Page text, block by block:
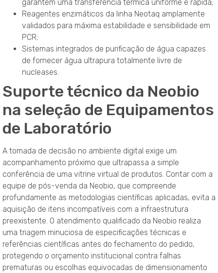
garantem uma transferência térmica uniforme e rápida;
Reagentes enzimáticos da linha Neotaq amplamente
validados para máxima estabilidade e sensibilidade em
PCR;
Sistemas integrados de purificação de água capazes
de fornecer água ultrapura totalmente livre de
nucleases.
Suporte técnico da Neobio
na seleção de Equipamentos
de Laboratório
A tomada de decisão no ambiente digital exige um
acompanhamento próximo que ultrapassa a simple
conferência de uma vitrine virtual de produtos. Contar com a
equipe de pós-venda da Neobio, que compreende
profundamente as metodologias científicas aplicadas, evita a
aquisição de itens incompatíveis com a infraestrutura
preexistente. O atendimento qualificado da Neobio realiza
uma triagem minuciosa de especificações técnicas e
referências científicas antes do fechamento do pedido,
protegendo o orçamento institucional contra falhas
prematuras ou escolhas equivocadas de dimensionamento